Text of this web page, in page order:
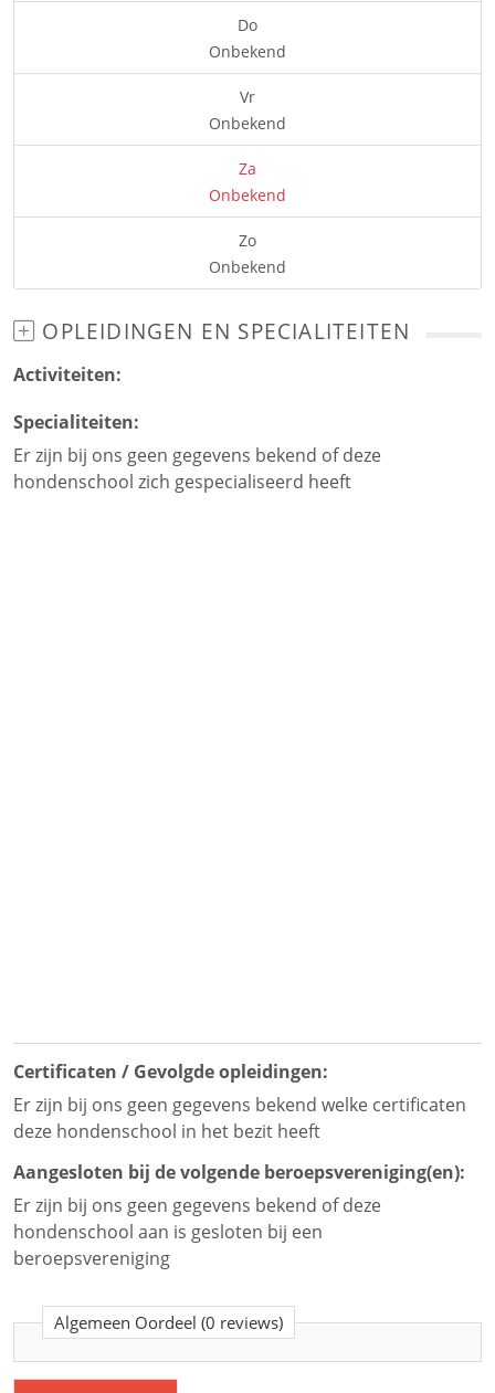
Do
Onbekend
Vr
Onbekend
Za
Onbekend
Zo
Onbekend
OPLEIDINGEN EN SPECIALITEITEN
Activiteiten:
Specialiteiten:
Er zijn bij ons geen gegevens bekend of deze
hondenschool zich gespecialiseerd heeft
Certificaten / Gevolgde opleidingen:
Er zijn bij ons geen gegevens bekend welke certificaten
deze hondenschool in het bezit heeft
Aangesloten bij de volgende beroepsvereniging(en):
Er zijn bij ons geen gegevens bekend of deze
hondenschool aan is gesloten bij een
beroepsvereniging
Algemeen Oordeel (0 reviews)